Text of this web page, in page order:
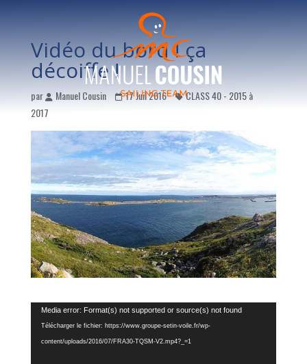
Vidéo du bord ! ça
décoiffe !
par Manuel Cousin 17 Juil 2016
CLASS 40 - 2015 à
2017
Lecteur
vidéo
Media error: Format(s) not supported or source(s) not found
Télécharger le fichier: https://www.groupe-setin-voile.fr/wp-
content/uploads/2016/07/FRA30-TQSM-V2.mp4?_=1